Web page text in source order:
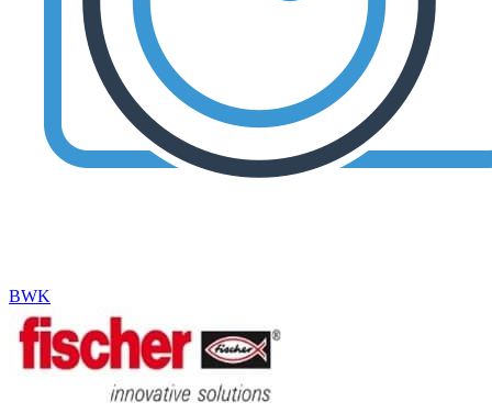
BWK